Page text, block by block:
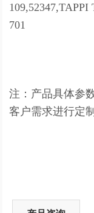
701
注：产品具体参
客户需求进行定制